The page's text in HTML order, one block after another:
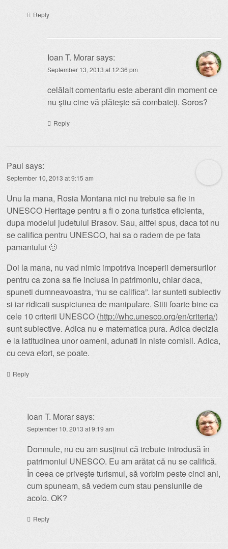
Reply
Ioan T. Morarsays:
September 13, 2013 at 12:36 pm
celălalt comentariu este aberant din moment ce
nu ştiu cine vă plăteşte să combateţi. Soros?
Reply
Paul says:
September 10, 2013 at 9:15 am
Unu la mana, Rosia Montana nici nu trebuie sa fie in
UNESCO Heritage pentru a fi o zona turistica eficienta,
dupa modelul judetului Brasov. Sau, altfel spus, daca tot nu
se califica pentru UNESCO, hai sa o radem de pe fata
pamantului 🙂
Doi la mana, nu vad nimic impotriva inceperii demersurilor
pentru ca zona sa fie inclusa in patrimoniu, chiar daca,
spuneti dumneavoastra, “nu se califica”. Iar sunteti subiectiv
si iar ridicati suspiciunea de manipulare. Stiti foarte bine ca
cele 10 criterii UNESCO (http://whc.unesco.org/en/criteria/)
sunt subiective. Adica nu e matematica pura. Adica decizia
e la latitudinea unor oameni, adunati in niste comisii. Adica,
cu ceva efort, se poate.
Reply
Ioan T. Morarsays:
September 10, 2013 at 9:19 am
Domnule, nu eu am susţinut că trebuie introdusă în
patrimoniul UNESCO. Eu am arătat că nu se califică.
În ceea ce priveşte turismul, să vorbim peste cinci ani,
cum spuneam, să vedem cum stau pensiunile de
acolo. OK?
Reply